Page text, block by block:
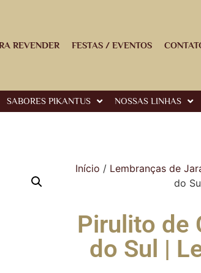
REVENDER FESTAS / EVENTOS
SABORES PIKANTUS NOSSAS LINHAS
Início / Lembranças de
do
Pirulito de
do Sul |